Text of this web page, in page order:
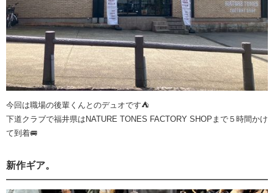
今回は職場の後輩くんとのデュオです⛺️
下道クラブで福井県はNATURE TONES FACTORY SHOPまで５時間かけ
て到着🚐
新作ギア。